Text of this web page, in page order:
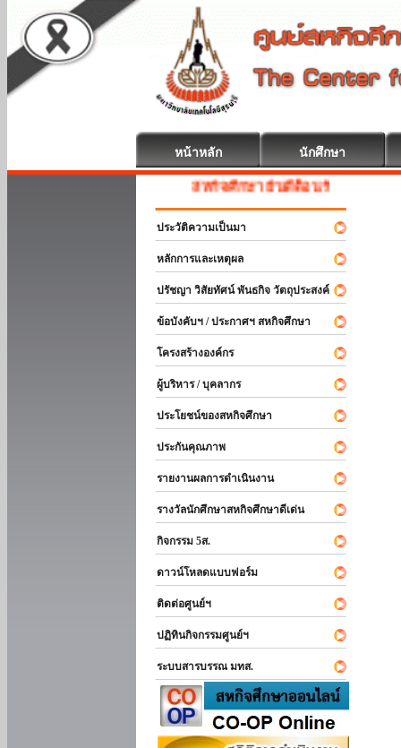
หน้าหลัก นักศึกษา
สหกิจศึกษา ยินดีต้อนรับ
ประวัติความเป็นมา
หลักการและเหตุผล
ปรัชญา วิสัยทัศน์ พันธกิจ วัตถุประสงค์
ข้อบังคับฯ / ประกาศฯ สหกิจศึกษา
โครงสร้างองค์กร
ผู้บริหาร / บุคลากร
ประโยชน์ของสหกิจศึกษา
ประกันคุณภาพ
รายงานผลการดำเนินงาน
รางวัลนักศึกษาสหกิจศึกษาดีเด่น
กิจกรรม 5ส.
ดาวน์โหลดแบบฟอร์ม
ติดต่อศูนย์ฯ
ปฏิทินกิจกรรมศูนย์ฯ
ระบบสารบรรณ มทส.